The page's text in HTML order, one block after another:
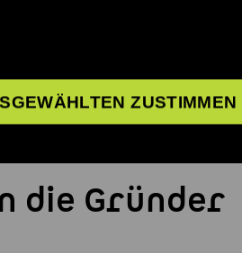
die Gründer
ZUSTIMMEN